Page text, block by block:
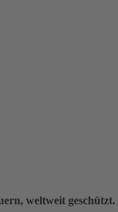
weltweit geschützt.